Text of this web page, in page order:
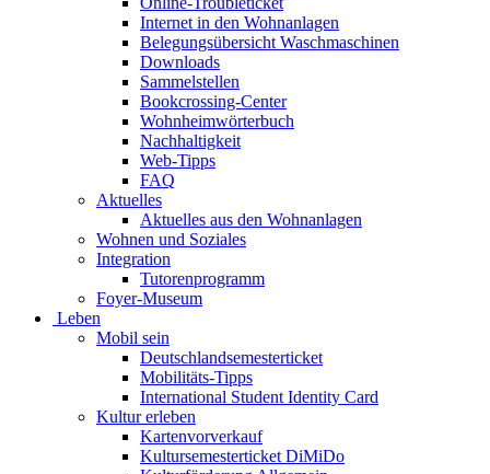
Internet in den Wohnanlagen
Belegungsübersicht Waschmaschinen
Downloads
Sammelstellen
Bookcrossing-Center
Wohnheimwörterbuch
Nachhaltigkeit
Web-Tipps
FAQ
Aktuelles
Aktuelles aus den Wohnanlagen
Wohnen und Soziales
Integration
Tutorenprogramm
Foyer-Museum
Leben
Mobil sein
Deutschlandsemesterticket
Mobilitäts-Tipps
International Student Identity Card
Kultur erleben
Kartenvorverkauf
Kultursemesterticket DiMiDo